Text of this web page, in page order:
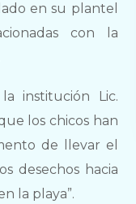
en su plantel
con la
institución Lic.
los chicos han
de llevar el
desechos hacia
la playa”.